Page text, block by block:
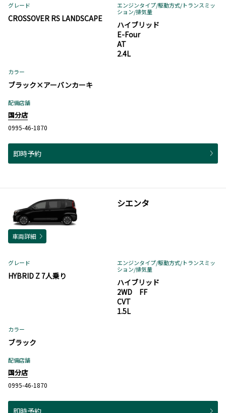
グレード
CROSSOVER RS LANDSCAPE
エンジンタイプ/駆動方式/トランスミッ
ション/排気量
ハイブリッド
E-Four
AT
2.4L
カラー
ブラック×アーバンカーキ
配備店舗
国分店
0995-46-1870
即時予約
シエンタ
車両詳細
グレード
HYBRID Z 7人乗り
エンジンタイプ/駆動方式/トランスミッ
ション/排気量
ハイブリッド
2WD FF
CVT
1.5L
カラー
ブラック
配備店舗
国分店
0995-46-1870